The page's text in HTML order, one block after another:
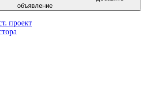
объявление
проект